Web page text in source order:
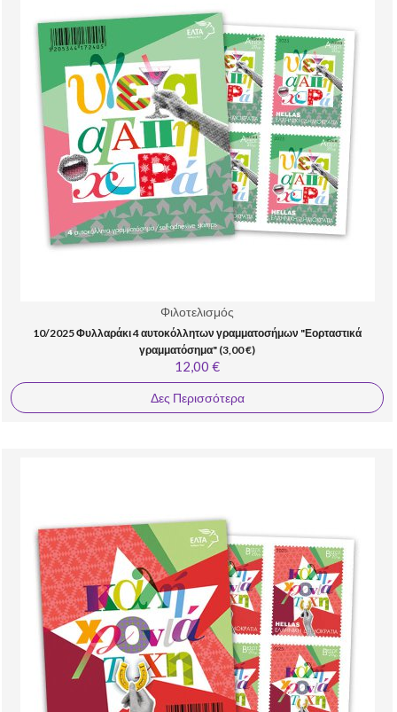
Φιλοτελισμός
10/2025 Φυλλαράκι 4 αυτοκόλλητων γραμματοσήμων "Εορταστικά
γραμματόσημα" (3,00 €)
12,00 €
Δες Περισσότερα